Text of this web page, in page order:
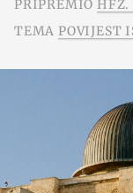
PRIPREMIO HFZ.
TEMA POVIJEST